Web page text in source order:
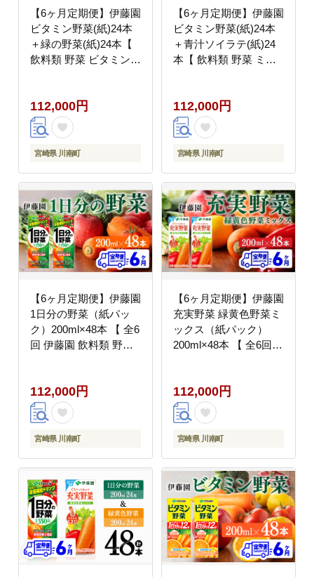
【6ヶ月定期便】伊藤園
ビタミン野菜(紙)24本
＋緑の野菜(紙)24本【
飲料類 野菜 ビタミン野
もの 】[C07371t6]
112,000円
宮崎県 川南町
【6ヶ月定期便】伊藤園
ビタミン野菜(紙)24本
＋青汁ソイラテ(紙)24
本【 飲料類 野菜 ミッ
の 】[C07374t6]
112,000円
宮崎県 川南町
【6ヶ月定期便】伊藤園
1日分の野菜（紙パッ
ク）200ml×48本 【 全6
回 伊藤園 飲料類 野菜
もの】[C07356t6]
112,000円
宮崎県 川南町
【6ヶ月定期便】伊藤園
充実野菜 緑黄色野菜ミ
ックス（紙パック）
200ml×48本 【 全6回
ックスジュース 飲みも
の 】[C07360t6]
112,000円
宮崎県 川南町